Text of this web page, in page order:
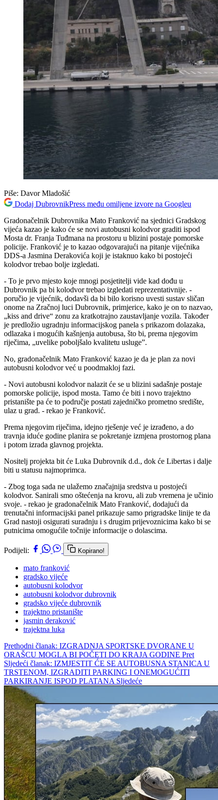
Piše: Davor Mladošić
Dodaj DubrovnikPress među omiljene izvore na Googleu
Gradonačelnik Dubrovnika Mato Franković na sjednici Gradskog
vijeća kazao je kako će se novi autobusni kolodvor graditi ispod
Mosta dr. Franja Tuđmana na prostoru u blizini postaje pomorske
policije. Franković je to kazao odgovarajući na pitanje vijećnika
DDS-a Jasmina Derakovića koji je istaknuo kako bi postojeći
kolodvor trebao bolje izgledati.
- To je prvo mjesto koje mnogi posjetitelji vide kad dođu u
Dubrovnik pa bi kolodvor trebao izgledati reprezentativnije. -
poručio je vijećnik, dodavši da bi bilo korisno uvesti sustav sličan
onome na Zračnoj luci Dubrovnik, primjerice, kako je on to nazvao,
„kiss and drive“ zonu za kratkotrajno zaustavljanje vozila. Također
je predložio ugradnju informacijskog panela s prikazom dolazaka,
odlazaka i mogućih kašnjenja autobusa, što bi, prema njegovim
riječima, „uvelike poboljšalo kvalitetu usluge”.
No, gradonačelnik Mato Franković kazao je da je plan za novi
autobusni kolodvor već u poodmakloj fazi.
- Novi autobusni kolodvor nalazit će se u blizini sadašnje postaje
pomorske policije, ispod mosta. Tamo će biti i novo trajektno
pristanište pa će to područje postati zajedničko prometno središte,
ulaz u grad. - rekao je Franković.
Prema njegovim riječima, idejno rješenje već je izrađeno, a do
travnja iduće godine planira se pokretanje izmjena prostornog plana
i potom izrada glavnog projekta.
Nositelj projekta bit će Luka Dubrovnik d.d., dok će Libertas i dalje
biti u statusu najmoprimca.
- Zbog toga sada ne ulažemo značajnija sredstva u postojeći
kolodvor. Sanirali smo oštećenja na krovu, ali zub vremena je učinio
svoje. - rekao je gradonačelnik Mato Franković, dodajući da
trenutačni informacijski panel prikazuje samo prigradske linije te da
Grad nastoji osigurati suradnju i s drugim prijevoznicima kako bi se
putnicima omogućile točnije informacije o dolascima.
Podijeli: Kopirano!
mato franković
gradsko vijeće
autobusni kolodvor
autobusni kolodvor dubrovnik
gradsko vijeće dubrovnik
trajektno pristanište
jasmin deraković
trajektna luka
Prethodni članak: IZGRADNJA SPORTSKE DVORANE U
ORAŠCU MOGLA BI POČETI DO KRAJA GODINE Pret
Sljedeći članak: IZMJESTIT ĆE SE AUTOBUSNA STANICA U
TRSTENOM, IZGRADITI PARKING I ONEMOGUĆITI
PARKIRANJE ISPOD PLATANA Sljedeće